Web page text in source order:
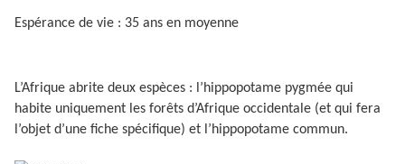
Espérance de vie : 35 ans en moyenne
L’Afrique abrite deux espèces : l’hippopotame pygmée qui
habite uniquement les forêts d’Afrique occidentale (et qui fera
l’objet d’une fiche spécifique) et l’hippopotame commun.